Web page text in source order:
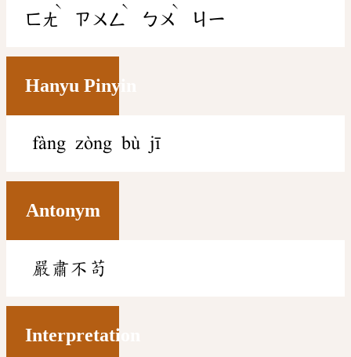
ㄈㄤ
ˋ
ㄗㄨㄥ
ˋ
ㄅㄨ
ˋ
ㄐㄧ
Hanyu Pinyin
fàng zòng bù jī
Antonym
嚴肅不苟
Interpretation